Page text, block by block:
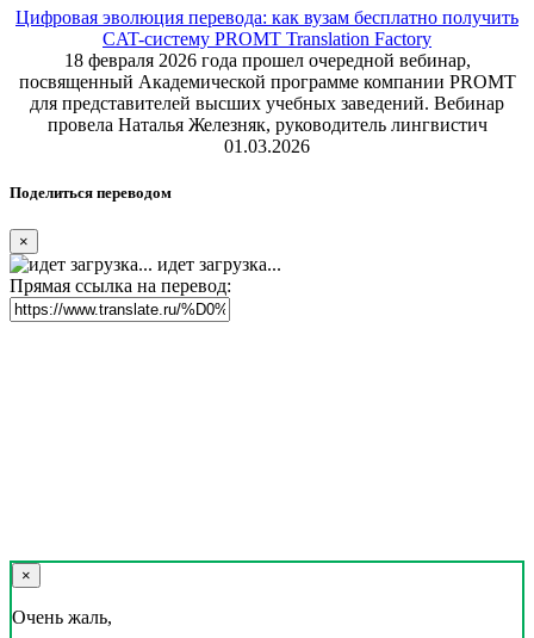
Цифровая эволюция перевода: как вузам бесплатно получить
CAT-систему PROMT Translation Factory
18 февраля 2026 года прошел очередной вебинар,
посвященный Академической программе компании PROMT
для представителей высших учебных заведений. Вебинар
провела Наталья Железняк, руководитель лингвистич
01.03.2026
Поделиться переводом
×
идет загрузка...
Прямая ссылка на перевод:
×
Очень жаль,